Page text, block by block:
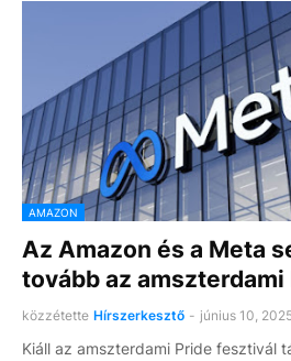
AMAZON
Az Amazon és a Meta
tovább az
közzétette Hírszerkesztő - június 10,
Kiáll az amszterdami Pride fesztivál